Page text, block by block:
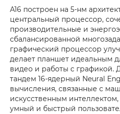
A16 построен на 5-нм
центральный процессор,
производительные и
сбалансированной
графический процессор
делает планшет идеальным
видео и работы с графикой.
тандем 16-ядерный Neural
вычисления, связанные с
искусственным
умный и быстрый